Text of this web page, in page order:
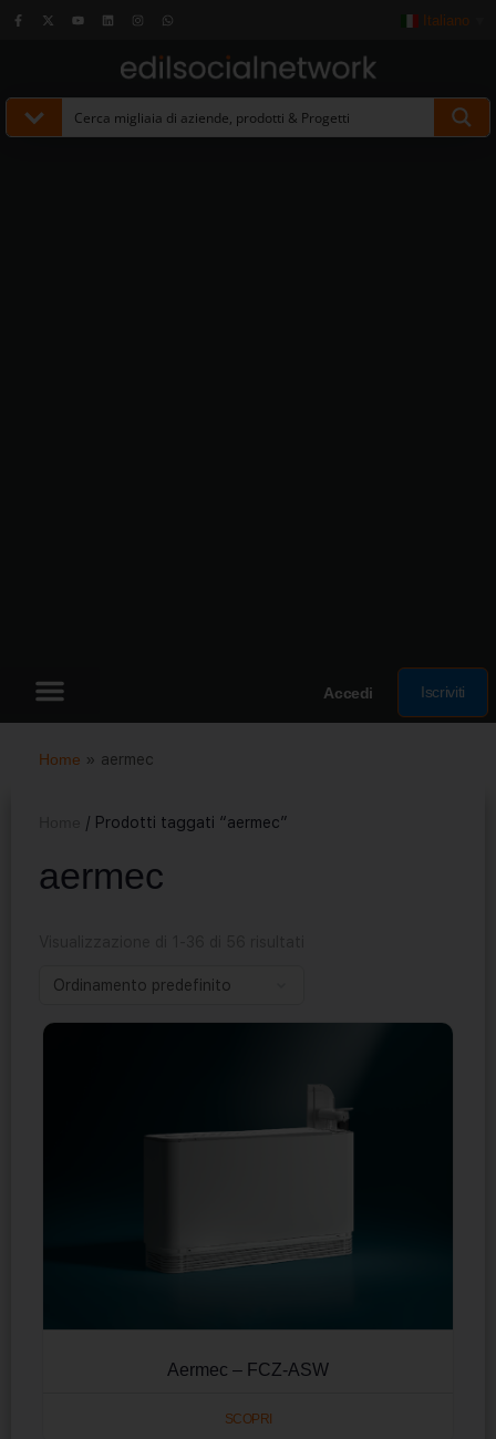
Italiano
Accedi Iscriviti
Home » aermec
/ Prodotti taggati “aermec”
aermec
Aermec – FCZ-ASW
SCOPRI